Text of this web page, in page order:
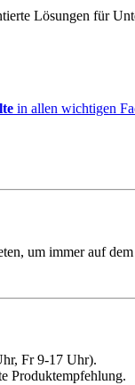
Lösungen für
in allen wichtigen
um immer auf dem
Fr 9-17 Uhr).
Produktempfehlung.